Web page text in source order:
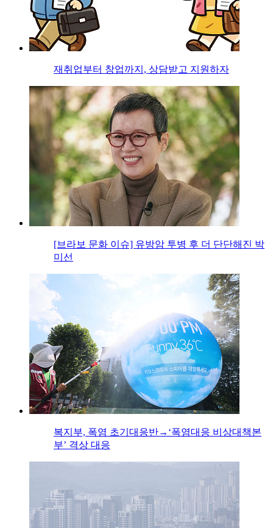
재취업부터 창업까지, 상담받고 지원하자
[브라보 문화 이슈] 유방암 투병 후 더 단단해진 박
미선
복지부, 폭염 초기대응반→‘폭염대응 비상대책본
부’ 격상 대응